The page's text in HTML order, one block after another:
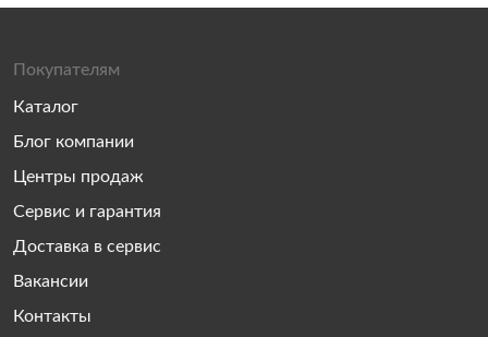
Покупателям
Каталог
Блог компании
Центры продаж
Сервис и гарантия
Доставка в сервис
Вакансии
Контакты